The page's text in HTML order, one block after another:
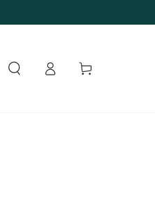
login
Carrinho